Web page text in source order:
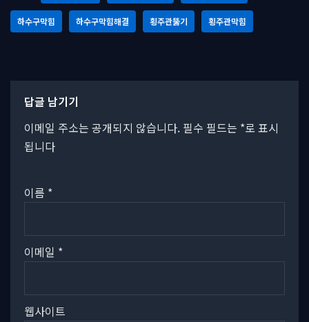
하수구막힘 하수구막힘해결 횡주관뚫기 횡주관막힘
답글 남기기
이메일 주소는 공개되지 않습니다. 필수 필드는 *로 표시
됩니다
이름 *
이메일 *
웹사이트